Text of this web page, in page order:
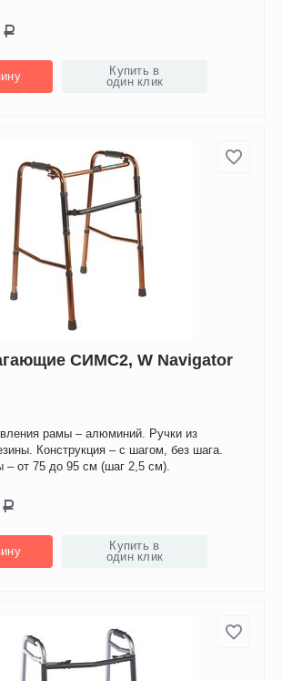
Р
Купить в
один клик
СИМС2, W Navigator
рамы – алюминий. Ручки из
Конструкция – с шагом, без шага.
– от 75 до 95 см (шаг 2,5 см).
Р
Купить в
один клик